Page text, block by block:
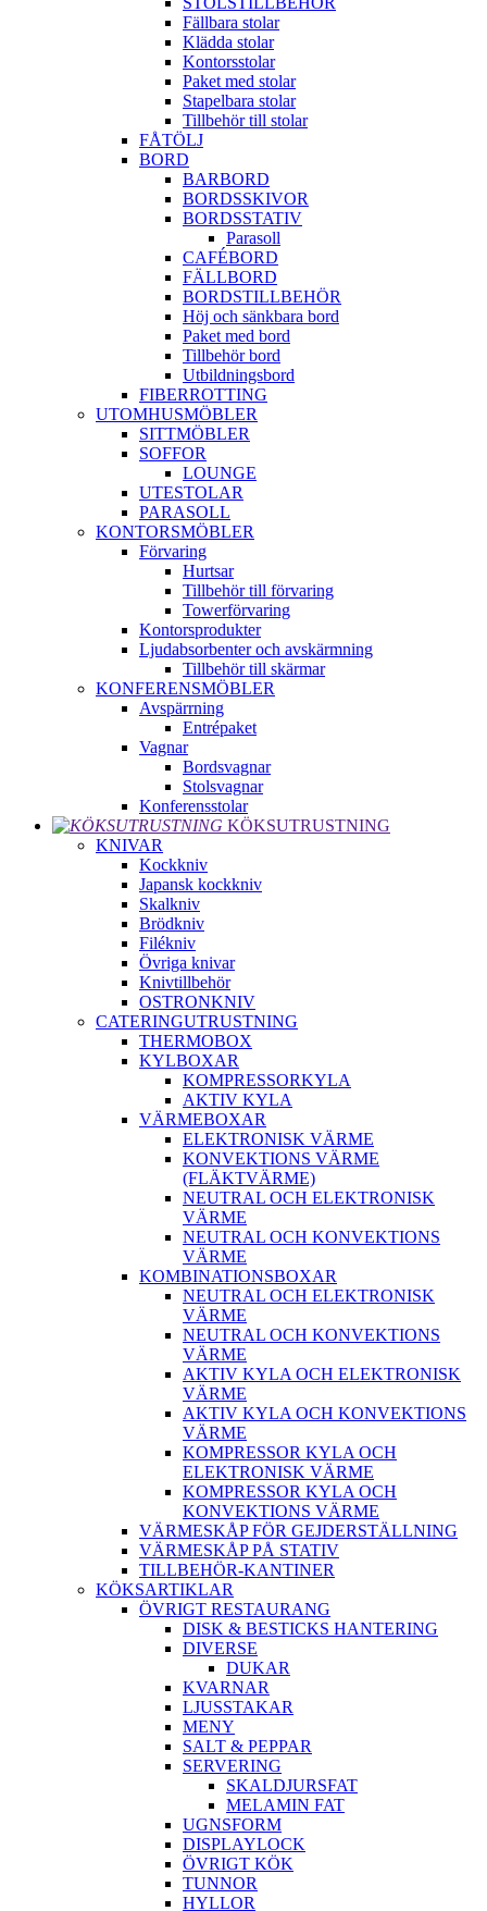
Fällbara stolar
Klädda stolar
Kontorsstolar
Paket med stolar
Stapelbara stolar
Tillbehör till stolar
FÅTÖLJ
BORD
BARBORD
BORDSSKIVOR
BORDSSTATIV
Parasoll
CAFÉBORD
FÄLLBORD
BORDSTILLBEHÖR
Höj och sänkbara bord
Paket med bord
Tillbehör bord
Utbildningsbord
FIBERROTTING
UTOMHUSMÖBLER
SITTMÖBLER
SOFFOR
LOUNGE
UTESTOLAR
PARASOLL
KONTORSMÖBLER
Förvaring
Hurtsar
Tillbehör till förvaring
Towerförvaring
Kontorsprodukter
Ljudabsorbenter och avskärmning
Tillbehör till skärmar
KONFERENSMÖBLER
Avspärrning
Entrépaket
Vagnar
Bordsvagnar
Stolsvagnar
Konferensstolar
KÖKSUTRUSTNING
KNIVAR
Kockkniv
Japansk kockkniv
Skalkniv
Brödkniv
Filékniv
Övriga knivar
Knivtillbehör
OSTRONKNIV
CATERINGUTRUSTNING
THERMOBOX
KYLBOXAR
KOMPRESSORKYLA
AKTIV KYLA
VÄRMEBOXAR
ELEKTRONISK VÄRME
KONVEKTIONS VÄRME
(FLÄKTVÄRME)
NEUTRAL OCH ELEKTRONISK
VÄRME
NEUTRAL OCH KONVEKTIONS
VÄRME
KOMBINATIONSBOXAR
NEUTRAL OCH ELEKTRONISK
VÄRME
NEUTRAL OCH KONVEKTIONS
VÄRME
AKTIV KYLA OCH ELEKTRONISK
VÄRME
AKTIV KYLA OCH KONVEKTIONS
VÄRME
KOMPRESSOR KYLA OCH
ELEKTRONISK VÄRME
KOMPRESSOR KYLA OCH
KONVEKTIONS VÄRME
VÄRMESKÅP FÖR GEJDERSTÄLLNING
VÄRMESKÅP PÅ STATIV
TILLBEHÖR-KANTINER
KÖKSARTIKLAR
ÖVRIGT RESTAURANG
DISK & BESTICKS HANTERING
DIVERSE
DUKAR
KVARNAR
LJUSSTAKAR
MENY
SALT & PEPPAR
SERVERING
SKALDJURSFAT
MELAMIN FAT
UGNSFORM
DISPLAYLOCK
ÖVRIGT KÖK
TUNNOR
HYLLOR